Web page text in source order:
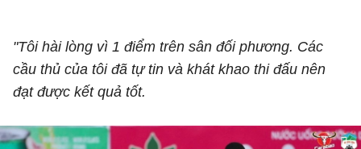
"Tôi hài lòng vì 1 điểm trên sân đối phương. Các
cầu thủ của tôi đã tự tin và khát khao thi đấu nên
đạt được kết quả tốt.